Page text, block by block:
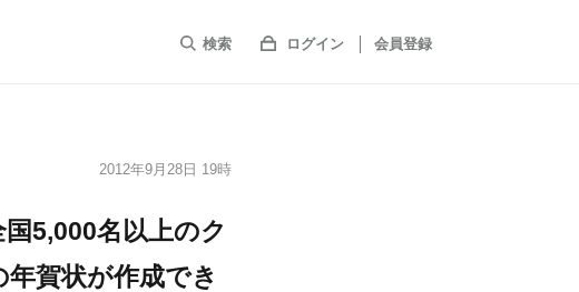
検索 ログイン 会員登録
2012年9月28日 19時
5,000名以上のク
賀状が作成でき